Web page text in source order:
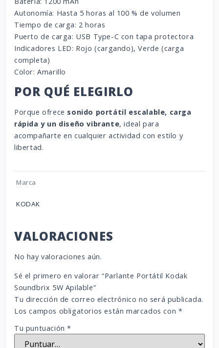
Autonomía: Hasta 5 horas al 100 % de volumen
Tiempo de carga: 2 horas
Puerto de carga: USB Type-C con tapa protectora
Indicadores LED: Rojo (cargando), Verde (carga
completa)
Color: Amarillo
POR QUÉ ELEGIRLO
Porque ofrece sonido portátil escalable, carga
rápida y un diseño vibrante, ideal para
acompañarte en cualquier actividad con estilo y
libertad.
Marca
KODAK
VALORACIONES
No hay valoraciones aún.
Sé el primero en valorar “Parlante Portátil Kodak
Soundbrix 5W Apilable”
Tu dirección de correo electrónico no será publicada.
Los campos obligatorios están marcados con *
Tu puntuación*